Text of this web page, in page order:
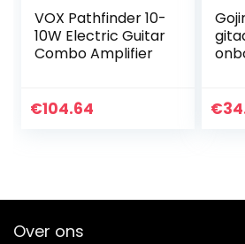
VOX Pathfinder 10-
10W Electric Guitar
Combo Amplifier
€104.64 €
Over ons